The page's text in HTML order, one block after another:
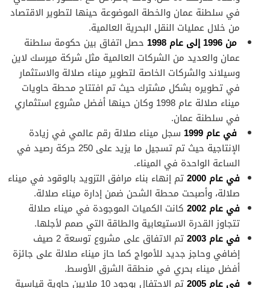
في سلطنة عمان والخطة الموضوعة حينها لتطوير الاقتصاد
من خلال عمليات النقل البحرية العالمية.
من 1996 إلى عام 1998
حصل اتفاق بين حكومة سلطنة
عمان والعديد من الشركات العالمية مثل شركة ميرسك لاين
وسيلاند والشركات الخاصة لتطوير ميناء صلالة والاستثمار
في تطويره بشكل مشترك حيث تم افتتاح محطة حاويات
ميناء صلالة عام 1998 وكان حينها أفضل مشروع استثماري
في سلطنة عمان.
في عام 1999
سجل ميناء صلالة رقم عالمي في زيادة
الإنتاجية حيث تم تسجيل ما يزيد على 250 حركة رصيد في
الساعة الواحدة في الميناء.
في عام 2000
تم إنهاء بناء مرافق التزويد بالوقود في ميناء
صلالة، وأصبحت محطة الشحن ضمن إدارة ميناء صلالة.
في عام 2002
كانت الكميات الموجودة في ميناء صلالة
تتجاوز القدرة الاستيعابية والطاقة التي صمم لأجلها.
في عام 2003
تم الاتفاق على مشروع توسعة 2 صيف
إضافي وحاجز جديد للأمواج كما حاز ميناء صلالة على جائزة
أفضل ميناء بحري في منطقة الشرق الأوسط.
في عام 2005
تم الاحتفال بوجود 10 ملايين حاوية قياسية